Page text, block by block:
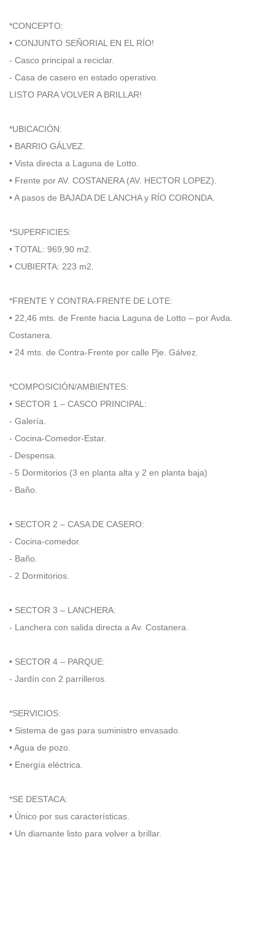
*CONCEPTO:
• CONJUNTO SEÑORIAL EN EL RÍO!
- Casco principal a reciclar.
- Casa de casero en estado operativo.
LISTO PARA VOLVER A BRILLAR!
*UBICACIÓN:
• BARRIO GÁLVEZ.
• Vista directa a Laguna de Lotto.
• Frente por AV. COSTANERA (AV. HECTOR LOPEZ).
• A pasos de BAJADA DE LANCHA y RÍO CORONDA.
*SUPERFICIES:
• TOTAL: 969,90 m2.
• CUBIERTA: 223 m2.
*FRENTE Y CONTRA-FRENTE DE LOTE:
• 22,46 mts. de Frente hacia Laguna de Lotto – por Avda.
Costanera.
• 24 mts. de Contra-Frente por calle Pje. Gálvez.
*COMPOSICIÓN/AMBIENTES:
• SECTOR 1 – CASCO PRINCIPAL:
- Galería.
- Cocina-Comedor-Estar.
- Despensa.
- 5 Dormitorios (3 en planta alta y 2 en planta baja)
- Baño.
• SECTOR 2 – CASA DE CASERO:
- Cocina-comedor.
- Baño.
- 2 Dormitorios.
• SECTOR 3 – LANCHERA:
- Lanchera con salida directa a Av. Costanera.
• SECTOR 4 – PARQUE:
- Jardín con 2 parrilleros.
*SERVICIOS:
• Sistema de gas para suministro envasado.
• Agua de pozo.
• Energía eléctrica.
*SE DESTACA:
• Único por sus características.
• Un diamante listo para volver a brillar.